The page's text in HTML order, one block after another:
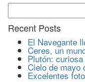
Search
for:
Recent Posts
El Navegante
Ceres, un
Plutón:
Cielo de mayo
Excelentes